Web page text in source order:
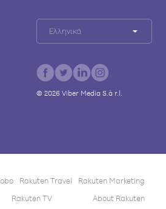
Ελληνικά
© 2026Viber Media S.à r.l.
Rakuten Travel
Rakuten Marketing
Rakuten TV About Rakuten